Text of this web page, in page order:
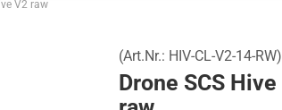
Konto erstellen
Passwort vergessen?
V2 raw
(Art.Nr.: HIV-CL-V2-14-RW)
Drone SCS Hive